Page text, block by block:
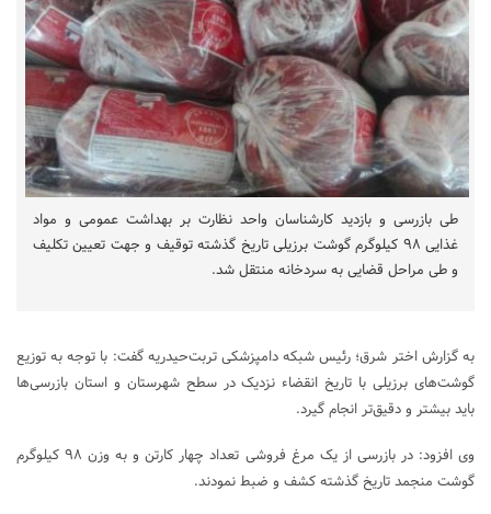
طی بازرسی و بازدید کارشناسان واحد نظارت بر بهداشت عمومی و مواد
غذایی ۹۸ کیلوگرم گوشت برزیلی تاریخ گذشته توقیف و جهت تعیین تکلیف
و طی مراحل قضایی به سردخانه منتقل شد.
به گزارش اختر شرق؛ رئیس شبکه دامپزشکی تربت‌حیدریه گفت: با توجه به توزیع
گوشت‌های برزیلی با تاریخ انقضاء نزدیک در سطح شهرستان و استان بازرسی‌ها
باید بیشتر و دقیق‌تر انجام گیرد.
وی افزود: در بازرسی از یک مرغ فروشی تعداد چهار کارتن و به وزن ۹۸ کیلوگرم
گوشت منجمد تاریخ گذشته کشف و ضبط نمودند.